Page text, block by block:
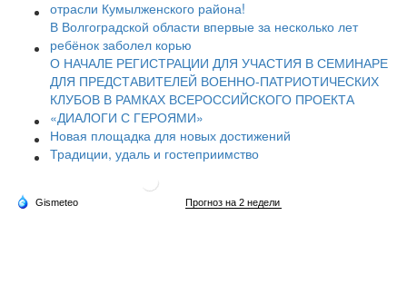
отрасли Кумылженского района!
В Волгоградской области впервые за несколько лет
ребёнок заболел корью
О НАЧАЛЕ РЕГИСТРАЦИИ ДЛЯ УЧАСТИЯ В СЕМИНАРЕ
ДЛЯ ПРЕДСТАВИТЕЛЕЙ ВОЕННО-ПАТРИОТИЧЕСКИХ
КЛУБОВ В РАМКАХ ВСЕРОССИЙСКОГО ПРОЕКТА
«ДИАЛОГИ С ГЕРОЯМИ»
Новая площадка для новых достижений
Традиции, удаль и гостеприимство